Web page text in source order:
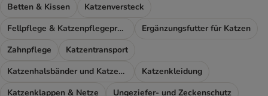
Betten & Kissen
Katzenversteck
Fellpflege & Katzenpflegeprodukte
Ergänzungsfutter für Katzen
Zahnpflege
Katzentransport
Katzenhalsbänder und Katzengeschirr
Katzenkleidung
Katzenklappen & Netze
Ungeziefer- und Zeckenschutz